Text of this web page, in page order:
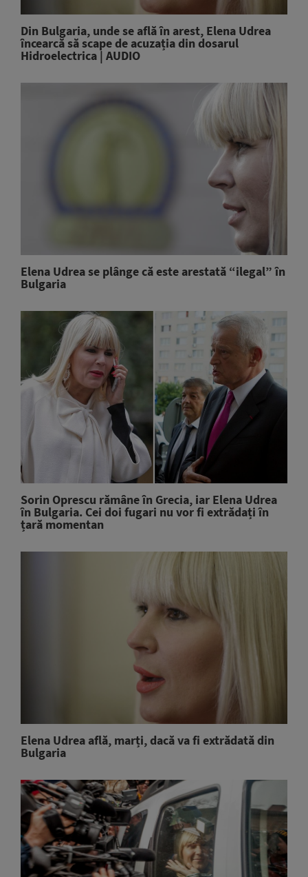
Din Bulgaria, unde se află în arest, Elena Udrea
încearcă să scape de acuzația din dosarul
Hidroelectrica | AUDIO
Elena Udrea se plânge că este arestată “ilegal” în
Bulgaria
Sorin Oprescu rămâne în Grecia, iar Elena Udrea
în Bulgaria. Cei doi fugari nu vor fi extrădați în
țară momentan
Elena Udrea află, marți, dacă va fi extrădată din
Bulgaria